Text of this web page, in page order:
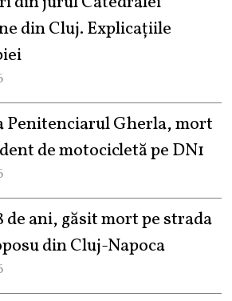
din Cluj. Explicațiile
Penitenciarul Gherla, mort
de motocicletă pe DN1
de ani, găsit mort pe strada
din Cluj-Napoca